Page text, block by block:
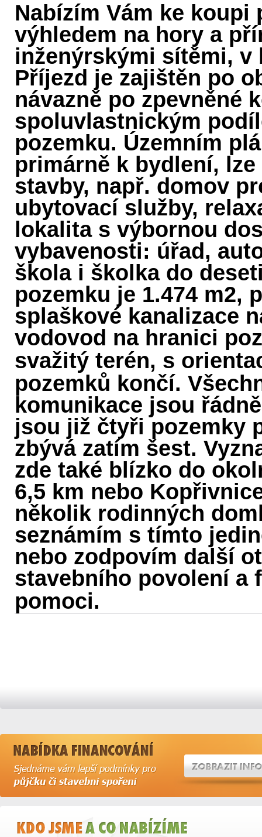
Nabízím Vám ke koupi
výhledem na hory a
inženýrskými sítěmi,
Příjezd je zajištěn po
návazně po zpevněné
spoluvlastnickým
pozemku. Územním
primárně k bydlení,
stavby, např. domov
ubytovací služby,
lokalita s výbornou
vybavenosti: úřad,
škola i školka do
pozemku je 1.474 m2,
splaškové kanalizace
vodovod na hranici
svažitý terén, s
pozemků končí.
komunikace jsou
jsou již čtyři pozemky
zbývá zatím šest.
zde také blízko do
6,5 km nebo
několik rodinných
seznámím s tímto
nebo zodpovím další
stavebního povolení a
pomoci.